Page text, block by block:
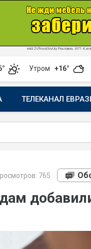
erid:2Vfnxx6bvUq Реклама. ИП
Утром +16°
ТЕЛЕКАНАЛ
765